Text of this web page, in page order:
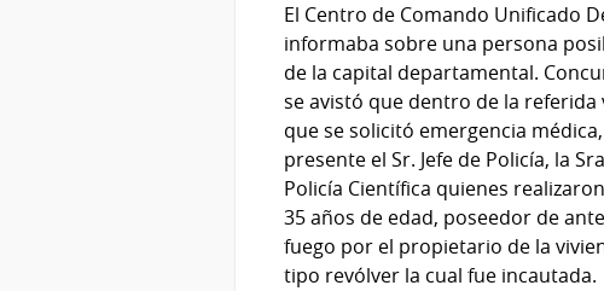
El Centro de Comando Unificado
informaba sobre una persona
de la capital departamental.
se avistó que dentro de la
que se solicitó emergencia
presente el Sr. Jefe de Policía, la
Policía Científica quienes
35 años de edad, poseedor de
fuego por el propietario de la
tipo revólver la cual fue incautada.